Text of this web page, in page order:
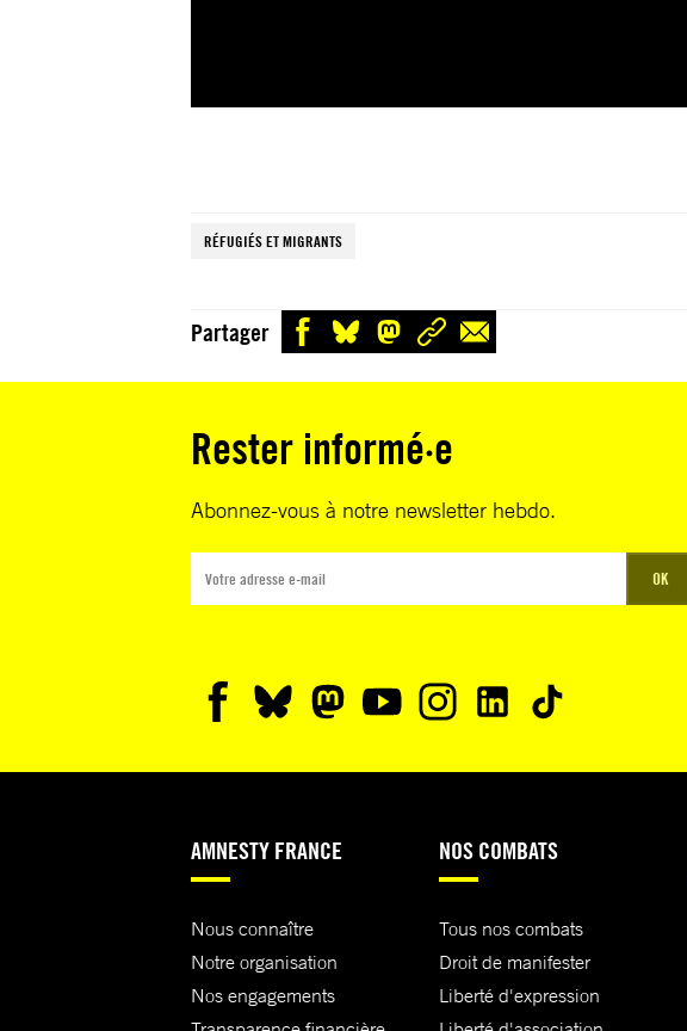
RÉFUGIÉS ET MIGRANTS
Partager
Rester informé·e
Abonnez-vous à notre newsletter hebdo.
OK
AMNESTY FRANCE
Nous connaître
Notre organisation
Nos engagements
NOS COMBATS
Tous nos combats
Droit de manifester
Liberté d'expression